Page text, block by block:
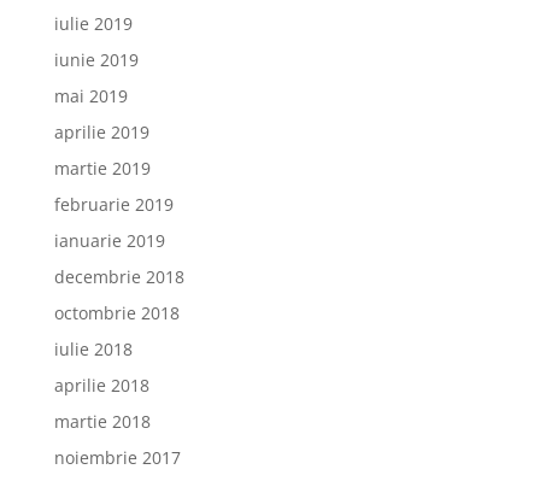
iulie 2019
iunie 2019
mai 2019
aprilie 2019
martie 2019
februarie 2019
ianuarie 2019
decembrie 2018
octombrie 2018
iulie 2018
aprilie 2018
martie 2018
noiembrie 2017